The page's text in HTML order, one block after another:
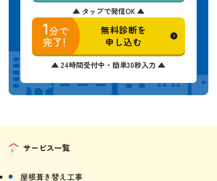
▲ タップで発信OK ▲
無料診断を
申し込む
▲ 24時間受付中・簡単30秒入力 ▲
サービス一覧
屋根葺き替え工事